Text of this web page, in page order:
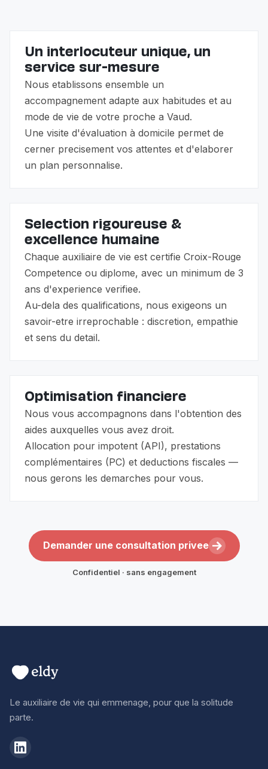
Un interlocuteur unique, un
service sur-mesure
Nous etablissons ensemble un
accompagnement adapte aux habitudes et au
mode de vie de votre proche a Vaud.
Une visite d'évaluation à domicile permet de
cerner precisement vos attentes et d'elaborer
un plan personnalise.
Selection rigoureuse &
excellence humaine
Chaque auxiliaire de vie est certifie Croix-Rouge
Competence ou diplome, avec un minimum de 3
ans d'experience verifiee.
Au-dela des qualifications, nous exigeons un
savoir-etre irreprochable : discretion, empathie
et sens du detail.
Optimisation financiere
Nous vous accompagnons dans l'obtention des
aides auxquelles vous avez droit.
Allocation pour impotent (API), prestations
complémentaires (PC) et deductions fiscales —
nous gerons les demarches pour vous.
Demander une consultation privee
Confidentiel · sans engagement
Le auxiliaire de vie qui emmenage, pour que la solitude
parte.